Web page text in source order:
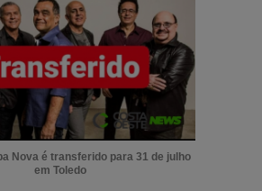
Nova é transferido para 31 de julho
em Toledo